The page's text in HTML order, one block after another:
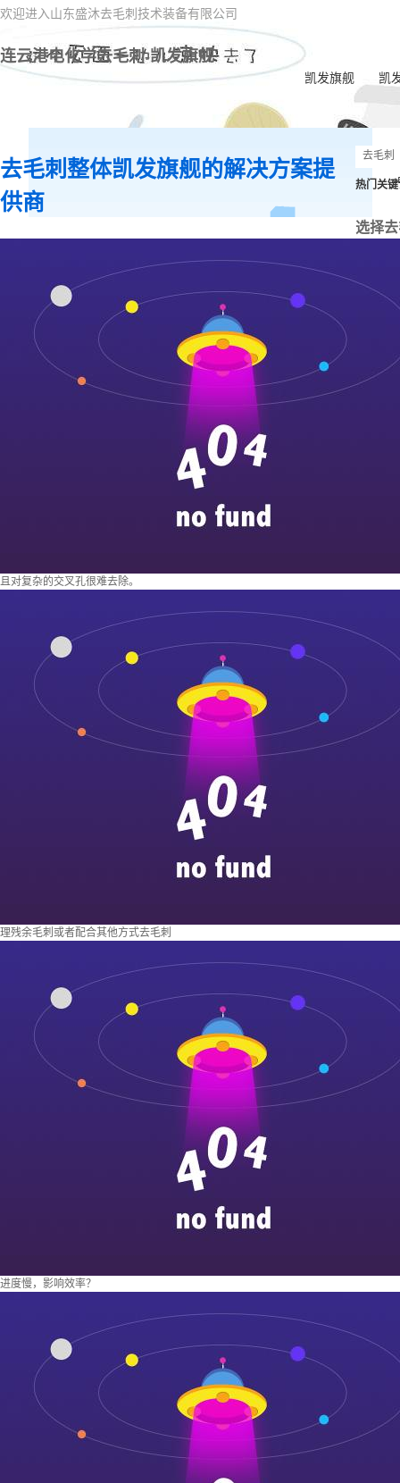
欢迎进入山东盛沐去毛刺技术装备有限公司
连云港电化学去毛刺-凯发旗舰
凯发旗舰 凯
去毛刺整体凯发旗舰的解决方案提
供商
热门关
选择
且对复杂的交叉孔很难去除。
理残余毛刺或者配合其他方式去毛刺
进度慢，影响效率？